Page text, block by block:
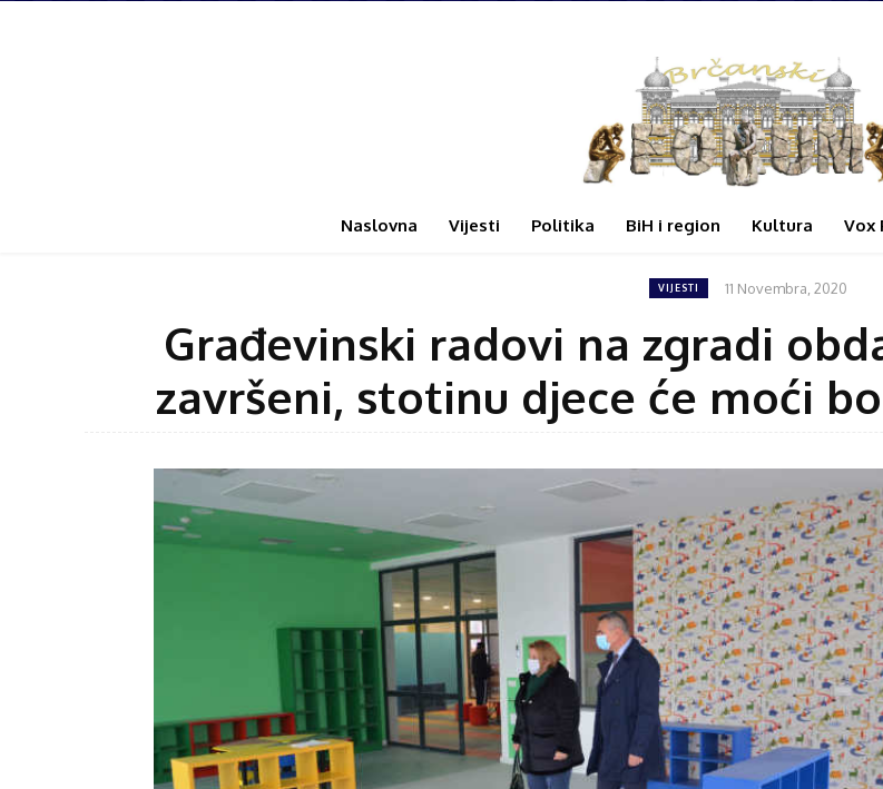
Naslovna Vijesti Politika BiH i region Kultura Vox
VIJESTI 11 Novembra, 2020
Građevinski radovi na zgradi
završeni, stotinu djece će moći